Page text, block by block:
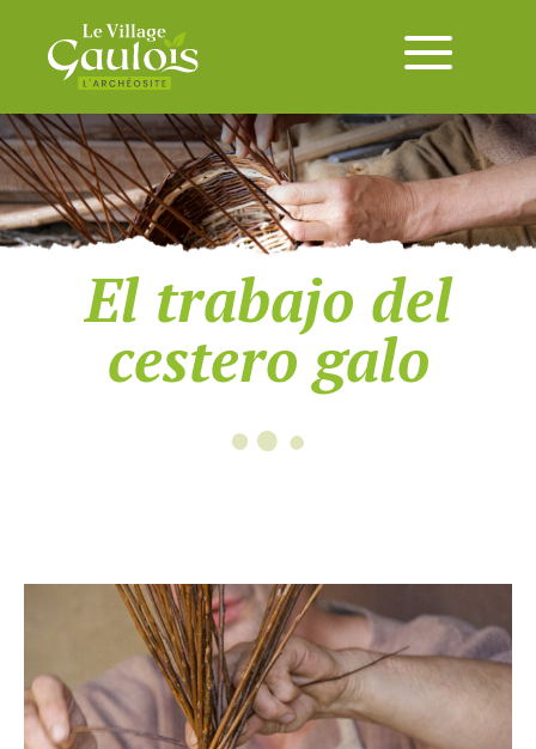
El trabajo del
cestero galo